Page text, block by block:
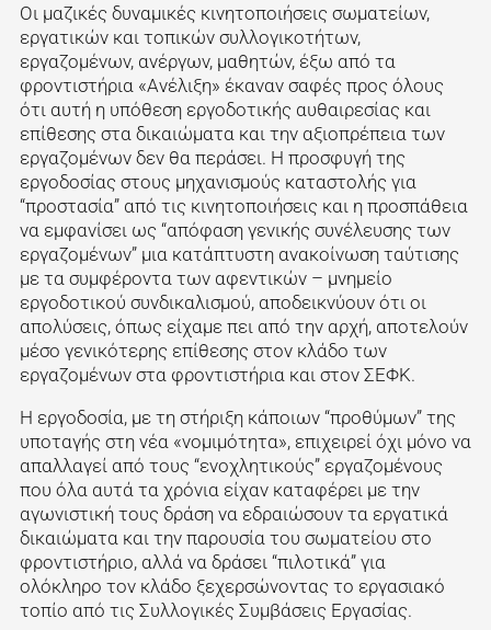
Οι μαζικές δυναμικές κινητοποιήσεις σωματείων,
εργατικών και τοπικών συλλογικοτήτων,
εργαζομένων, ανέργων, μαθητών, έξω από τα
φροντιστήρια «Ανέλιξη» έκαναν σαφές προς όλους
ότι αυτή η υπόθεση εργοδοτικής αυθαιρεσίας και
επίθεσης στα δικαιώματα και την αξιοπρέπεια των
εργαζομένων δεν θα περάσει. Η προσφυγή της
εργοδοσίας στους μηχανισμούς καταστολής για
“προστασία” από τις κινητοποιήσεις και η προσπάθεια
να εμφανίσει ως “απόφαση γενικής συνέλευσης των
εργαζομένων” μια κατάπτυστη ανακοίνωση ταύτισης
με τα συμφέροντα των αφεντικών – μνημείο
εργοδοτικού συνδικαλισμού, αποδεικνύουν ότι οι
απολύσεις, όπως είχαμε πει από την αρχή, αποτελούν
μέσο γενικότερης επίθεσης στον κλάδο των
εργαζομένων στα φροντιστήρια και στον ΣΕΦΚ.
Η εργοδοσία, με τη στήριξη κάποιων “προθύμων” της
υποταγής στη νέα «νομιμότητα», επιχειρεί όχι μόνο να
απαλλαγεί από τους “ενοχλητικούς” εργαζομένους
που όλα αυτά τα χρόνια είχαν καταφέρει με την
αγωνιστική τους δράση να εδραιώσουν τα εργατικά
δικαιώματα και την παρουσία του σωματείου στο
φροντιστήριο, αλλά να δράσει “πιλοτικά” για
ολόκληρο τον κλάδο ξεχερσώνοντας το εργασιακό
τοπίο από τις Συλλογικές Συμβάσεις Εργασίας.